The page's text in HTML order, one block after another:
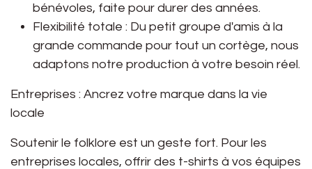
bénévoles, faite pour durer des années.
Flexibilité totale : Du petit groupe d'amis à la
grande commande pour tout un cortège, nous
adaptons notre production à votre besoin réel.
Entreprises : Ancrez votre marque dans la vie
locale
Soutenir le folklore est un geste fort. Pour les
entreprises locales, offrir des t-shirts à vos équipes